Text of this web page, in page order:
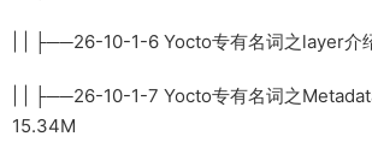
| | ├──26-10-1-6 Yocto专有名词之layer介
| | ├──26-10-1-7 Yocto专有名词之
15.34M